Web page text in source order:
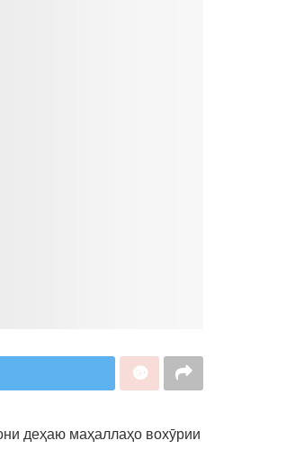
деҳаю маҳаллаҳо вохӯрии